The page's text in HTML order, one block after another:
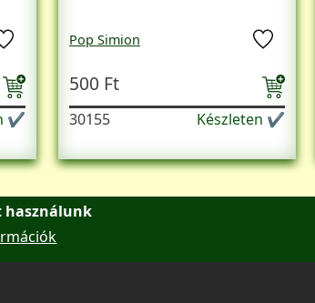
✔
Pop Simion
500 Ft
30155 Készleten ✔
használunk